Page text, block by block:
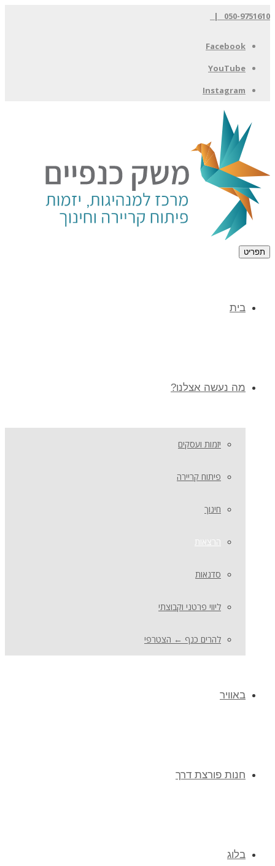
050-9751610 |
Facebook
YouTube
Instagram
תפריט
בית
מה נעשה אצלנו?
יזמות ועסקים
פיתוח קריירה
חינוך
הרצאות
סדנאות
ליווי פרטני וקבוצתי
להרים כנף ← הצטרפי
באוויר
חנות פורצת דרך
בלוג